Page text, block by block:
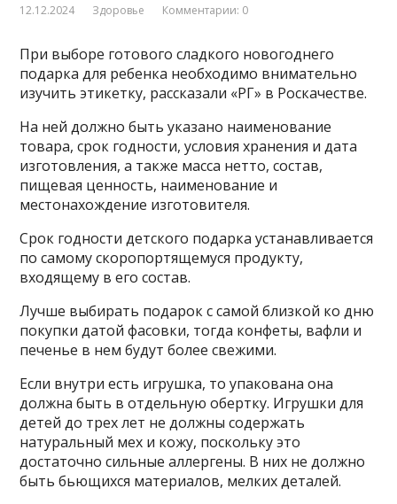
12.12.2024 Здоровье Комментарии: 0
При выборе готового сладкого новогоднего
подарка для ребенка необходимо внимательно
изучить этикетку, рассказали «РГ» в Роскачестве.
На ней должно быть указано наименование
товара, срок годности, условия хранения и дата
изготовления, а также масса нетто, состав,
пищевая ценность, наименование и
местонахождение изготовителя.
Срок годности детского подарка устанавливается
по самому скоропортящемуся продукту,
входящему в его состав.
Лучше выбирать подарок с самой близкой ко дню
покупки датой фасовки, тогда конфеты, вафли и
печенье в нем будут более свежими.
Если внутри есть игрушка, то упакована она
должна быть в отдельную обертку. Игрушки для
детей до трех лет не должны содержать
натуральный мех и кожу, поскольку это
достаточно сильные аллергены. В них не должно
быть бьющихся материалов, мелких деталей.